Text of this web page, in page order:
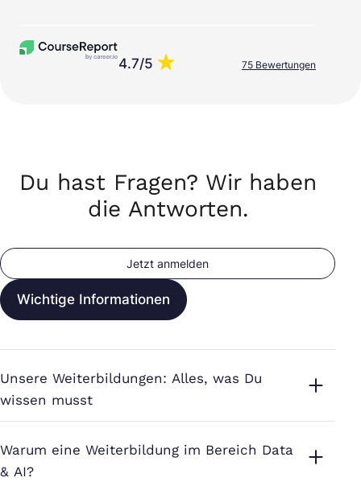
4.7/5 75 Bewertungen
Du hast Fragen? Wir haben
die Antworten.
Jetzt anmelden
Wichtige Informationen
Unsere Weiterbildungen: Alles, was Du
wissen musst
Warum eine Weiterbildung im Bereich Data
& AI?